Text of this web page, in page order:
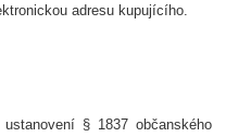
adresu kupujícího.
§ 1837 občanského